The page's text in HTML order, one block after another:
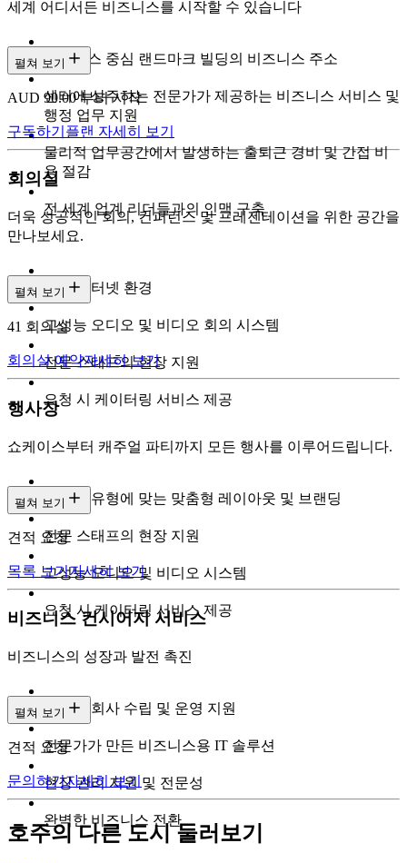
세계 어디서든 비즈니스를 시작할 수 있습니다
비즈니스 중심 랜드마크 빌딩의 비즈니스 주소
센터에 상주하는 전문가가 제공하는 비즈니스 서비스 및
행정 업무 지원
물리적 업무공간에서 발생하는 출퇴근 경비 및 간접 비
용 절감
전 세계 업계 리더들과의 인맥 구축
펼쳐 보기
AUD 90.00 부터 시작
구독하기 플랜 자세히 보기
회의실
더욱 성공적인 회의, 컨퍼런스 및 프레젠테이션을 위한 공간을
만나보세요.
고속 인터넷 환경
고성능 오디오 및 비디오 회의 시스템
전문 스태프의 현장 지원
요청 시 케이터링 서비스 제공
펼쳐 보기
41 회의실
회의실 예약자세히 보기
행사장
쇼케이스부터 캐주얼 파티까지 모든 행사를 이루어드립니다.
이벤트 유형에 맞는 맞춤형 레이아웃 및 브랜딩
전문 스태프의 현장 지원
고성능 오디오 및 비디오 시스템
요청 시 케이터링 서비스 제공
펼쳐 보기
견적 요청
목록 보기자세히 보기
비즈니스 컨시어지 서비스
비즈니스의 성장과 발전 촉진
전문가 회사 수립 및 운영 지원
전문가가 만든 비즈니스용 IT 솔루션
현장 관리 지원 및 전문성
완벽한 비즈니스 전환
펼쳐 보기
견적 요청
문의하기자세히 보기
호주의 다른 도시 둘러보기